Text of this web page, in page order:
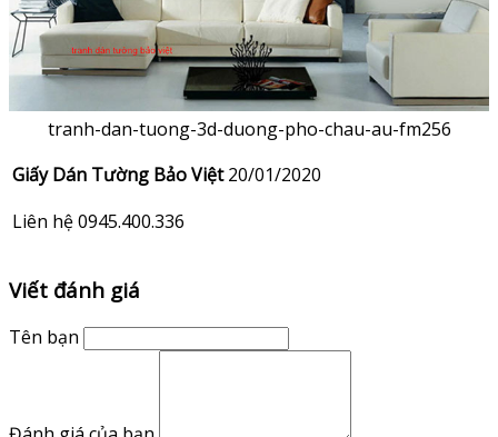
tranh-dan-tuong-3d-duong-pho-chau-au-fm256
Giấy Dán Tường Bảo Việt 20/01/2020
Liên hệ 0945.400.336
Viết đánh giá
Tên bạn